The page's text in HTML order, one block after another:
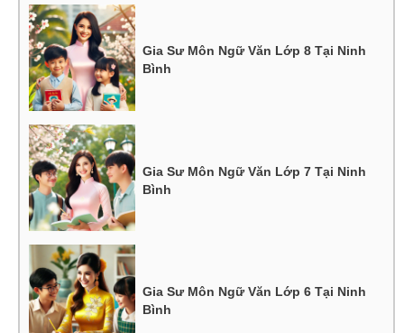
Gia Sư Môn Ngữ Văn Lớp 8 Tại Ninh
Bình
Gia Sư Môn Ngữ Văn Lớp 7 Tại Ninh
Bình
Gia Sư Môn Ngữ Văn Lớp 6 Tại Ninh
Bình